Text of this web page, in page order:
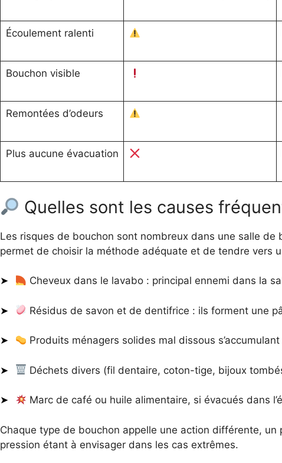
Écoulement ralenti
Bouchon visible
Remontées d’odeurs
Plus aucune évacuation
Quelles sont les causes
Les risques de bouchon sont nombreux dans une salle de
permet de choisir la méthode adéquate et de tendre vers
Cheveux dans le lavabo : principal ennemi dans la
Résidus de savon et de dentifrice : ils forment une
Produits ménagers solides mal dissous
Déchets divers (fil dentaire, coton-tige, bijoux
Marc de café ou huile alimentaire, si évacués dans
Chaque type de bouchon appelle une action différente,
pression étant à envisager dans les cas extrêmes.